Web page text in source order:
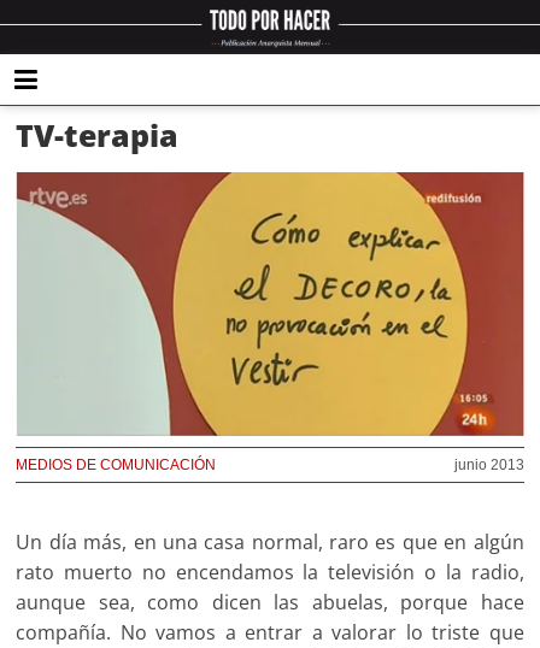
TV-terapia
junio 2013
MEDIOS DE COMUNICACIÓN
Un día más, en una casa normal, raro es que en algún
rato muerto no encendamos la televisión o la radio,
aunque sea, como dicen las abuelas, porque hace
compañía. No vamos a entrar a valorar lo triste que